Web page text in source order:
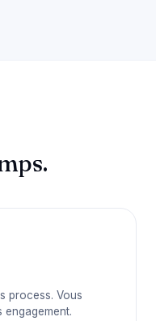
process. Vous
engagement.